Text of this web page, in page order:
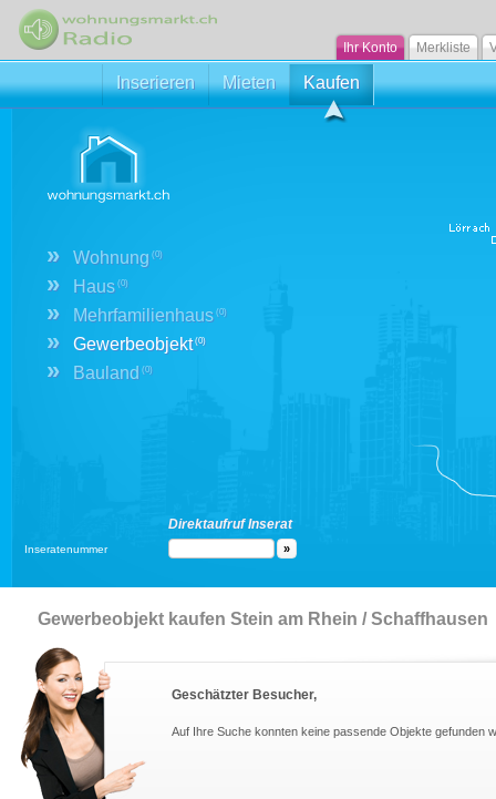
Ihr Konto Merkliste
Inserieren Mieten Kaufen
» Wohnung (0)
» Haus (0)
» Mehrfamilienhaus (0)
» Gewerbeobjekt(0)
» Bauland (0)
Direktaufruf Inserat
Inseratenummer
Gewerbeobjekt kaufen Stein am Rhein / Schaffhausen
Geschätzter Besucher,
Auf Ihre Suche konnten keine passende Objekte gefunden